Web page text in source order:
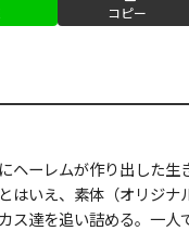
コピー
ヘーレムが作り出した生
いえ、素体（オリジナル
ス達を追い詰める。一人